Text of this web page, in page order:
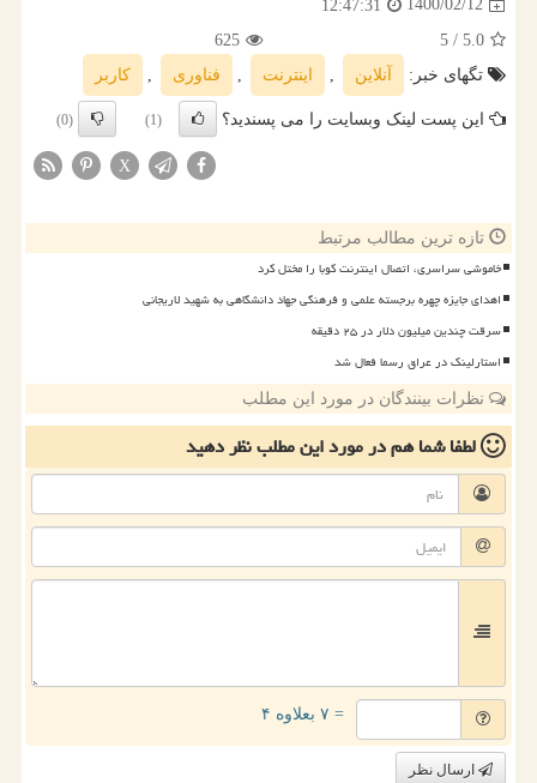
1400/02/12
12:47:31
5.0
/ 5
625
تگهای خبر:
آنلاین , اینترنت , فناوری , كاربر
این پست لینک وبسایت را می پسندید؟ (1)
(0)
X
تازه ترین مطالب مرتبط
خاموشی سراسری، اتصال اینترنت کوبا را مختل کرد
اهدای جایزه چهره برجسته علمی و فرهنگی جهاد دانشگاهی به شهید لاریجانی
سرقت چندین میلیون دلار در ۲۵ دقیقه
استارلینک در عراق رسما فعال شد
نظرات بینندگان در مورد این مطلب
لطفا شما همدر مورد این مطلبنظر دهید
= ۷ بعلاوه ۴
ارسال نظر